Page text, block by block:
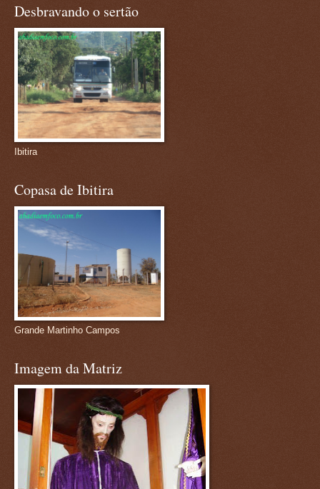
Desbravando o sertão
Ibitira
Copasa de Ibitira
Grande Martinho Campos
Imagem da Matriz